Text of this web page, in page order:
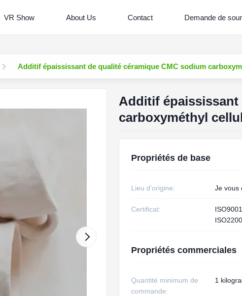
VR Show About Us Contact Demande de
Additif épaississant de qualité céramique CMC sodium
Additif épaississant
carboxyméthyl
Propriétés de base
Lieu d'origine: Je vous
Certificat:
Propriétés commerciales
Quantité minimum de
commande:
1